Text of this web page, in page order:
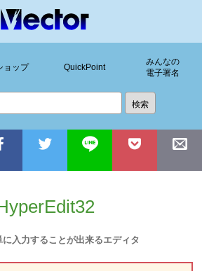
ョップ QuickPoint
みんなの
電子署名
入力することが出来るエディタ